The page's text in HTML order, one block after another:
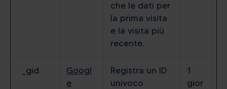
che le dati per
la prima visita
e la visita più
recente.
_gid
Googl
e
Registra un ID
univoco
1
gior